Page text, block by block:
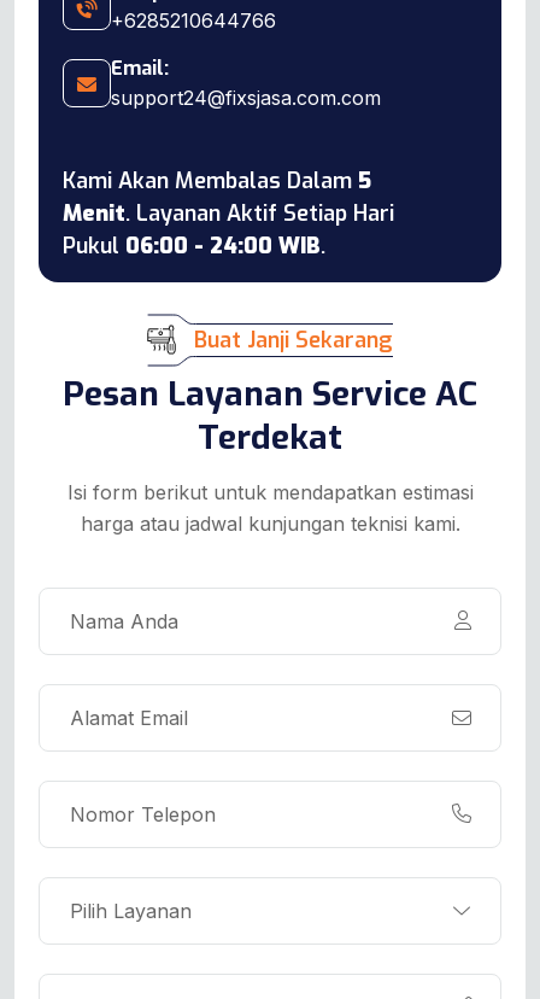
+6285210644766
Email:
support24@fixsjasa.com.com
Kami Akan Membalas Dalam 5
Menit. Layanan Aktif Setiap Hari
Pukul 06:00 - 24:00 WIB.
Buat Janji Sekarang
Pesan Layanan Service AC
Terdekat
Isi form berikut untuk mendapatkan estimasi
harga atau jadwal kunjungan teknisi kami.